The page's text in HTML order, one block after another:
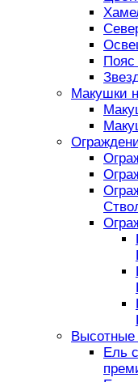
Макушки
Высотные
Ель